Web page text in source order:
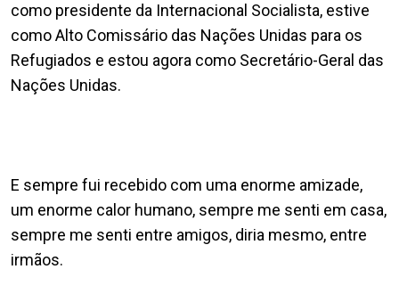
como presidente da Internacional Socialista, estive
como Alto Comissário das Nações Unidas para os
Refugiados e estou agora como Secretário-Geral das
Nações Unidas.
E sempre fui recebido com uma enorme amizade,
um enorme calor humano, sempre me senti em casa,
sempre me senti entre amigos, diria mesmo, entre
irmãos.